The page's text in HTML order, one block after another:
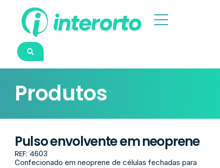
Produtos
Pulso envolvente em neoprene
REF: 4603
Confecionado em neoprene de células fechadas para